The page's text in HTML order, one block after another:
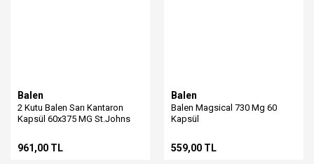
Balen
2 Kutu Balen Sarı Kantaron
Kapsül 60x375 MG St.Johns
961,00 TL
Balen
Balen Magsical 730 Mg 60
Kapsül
559,00 TL